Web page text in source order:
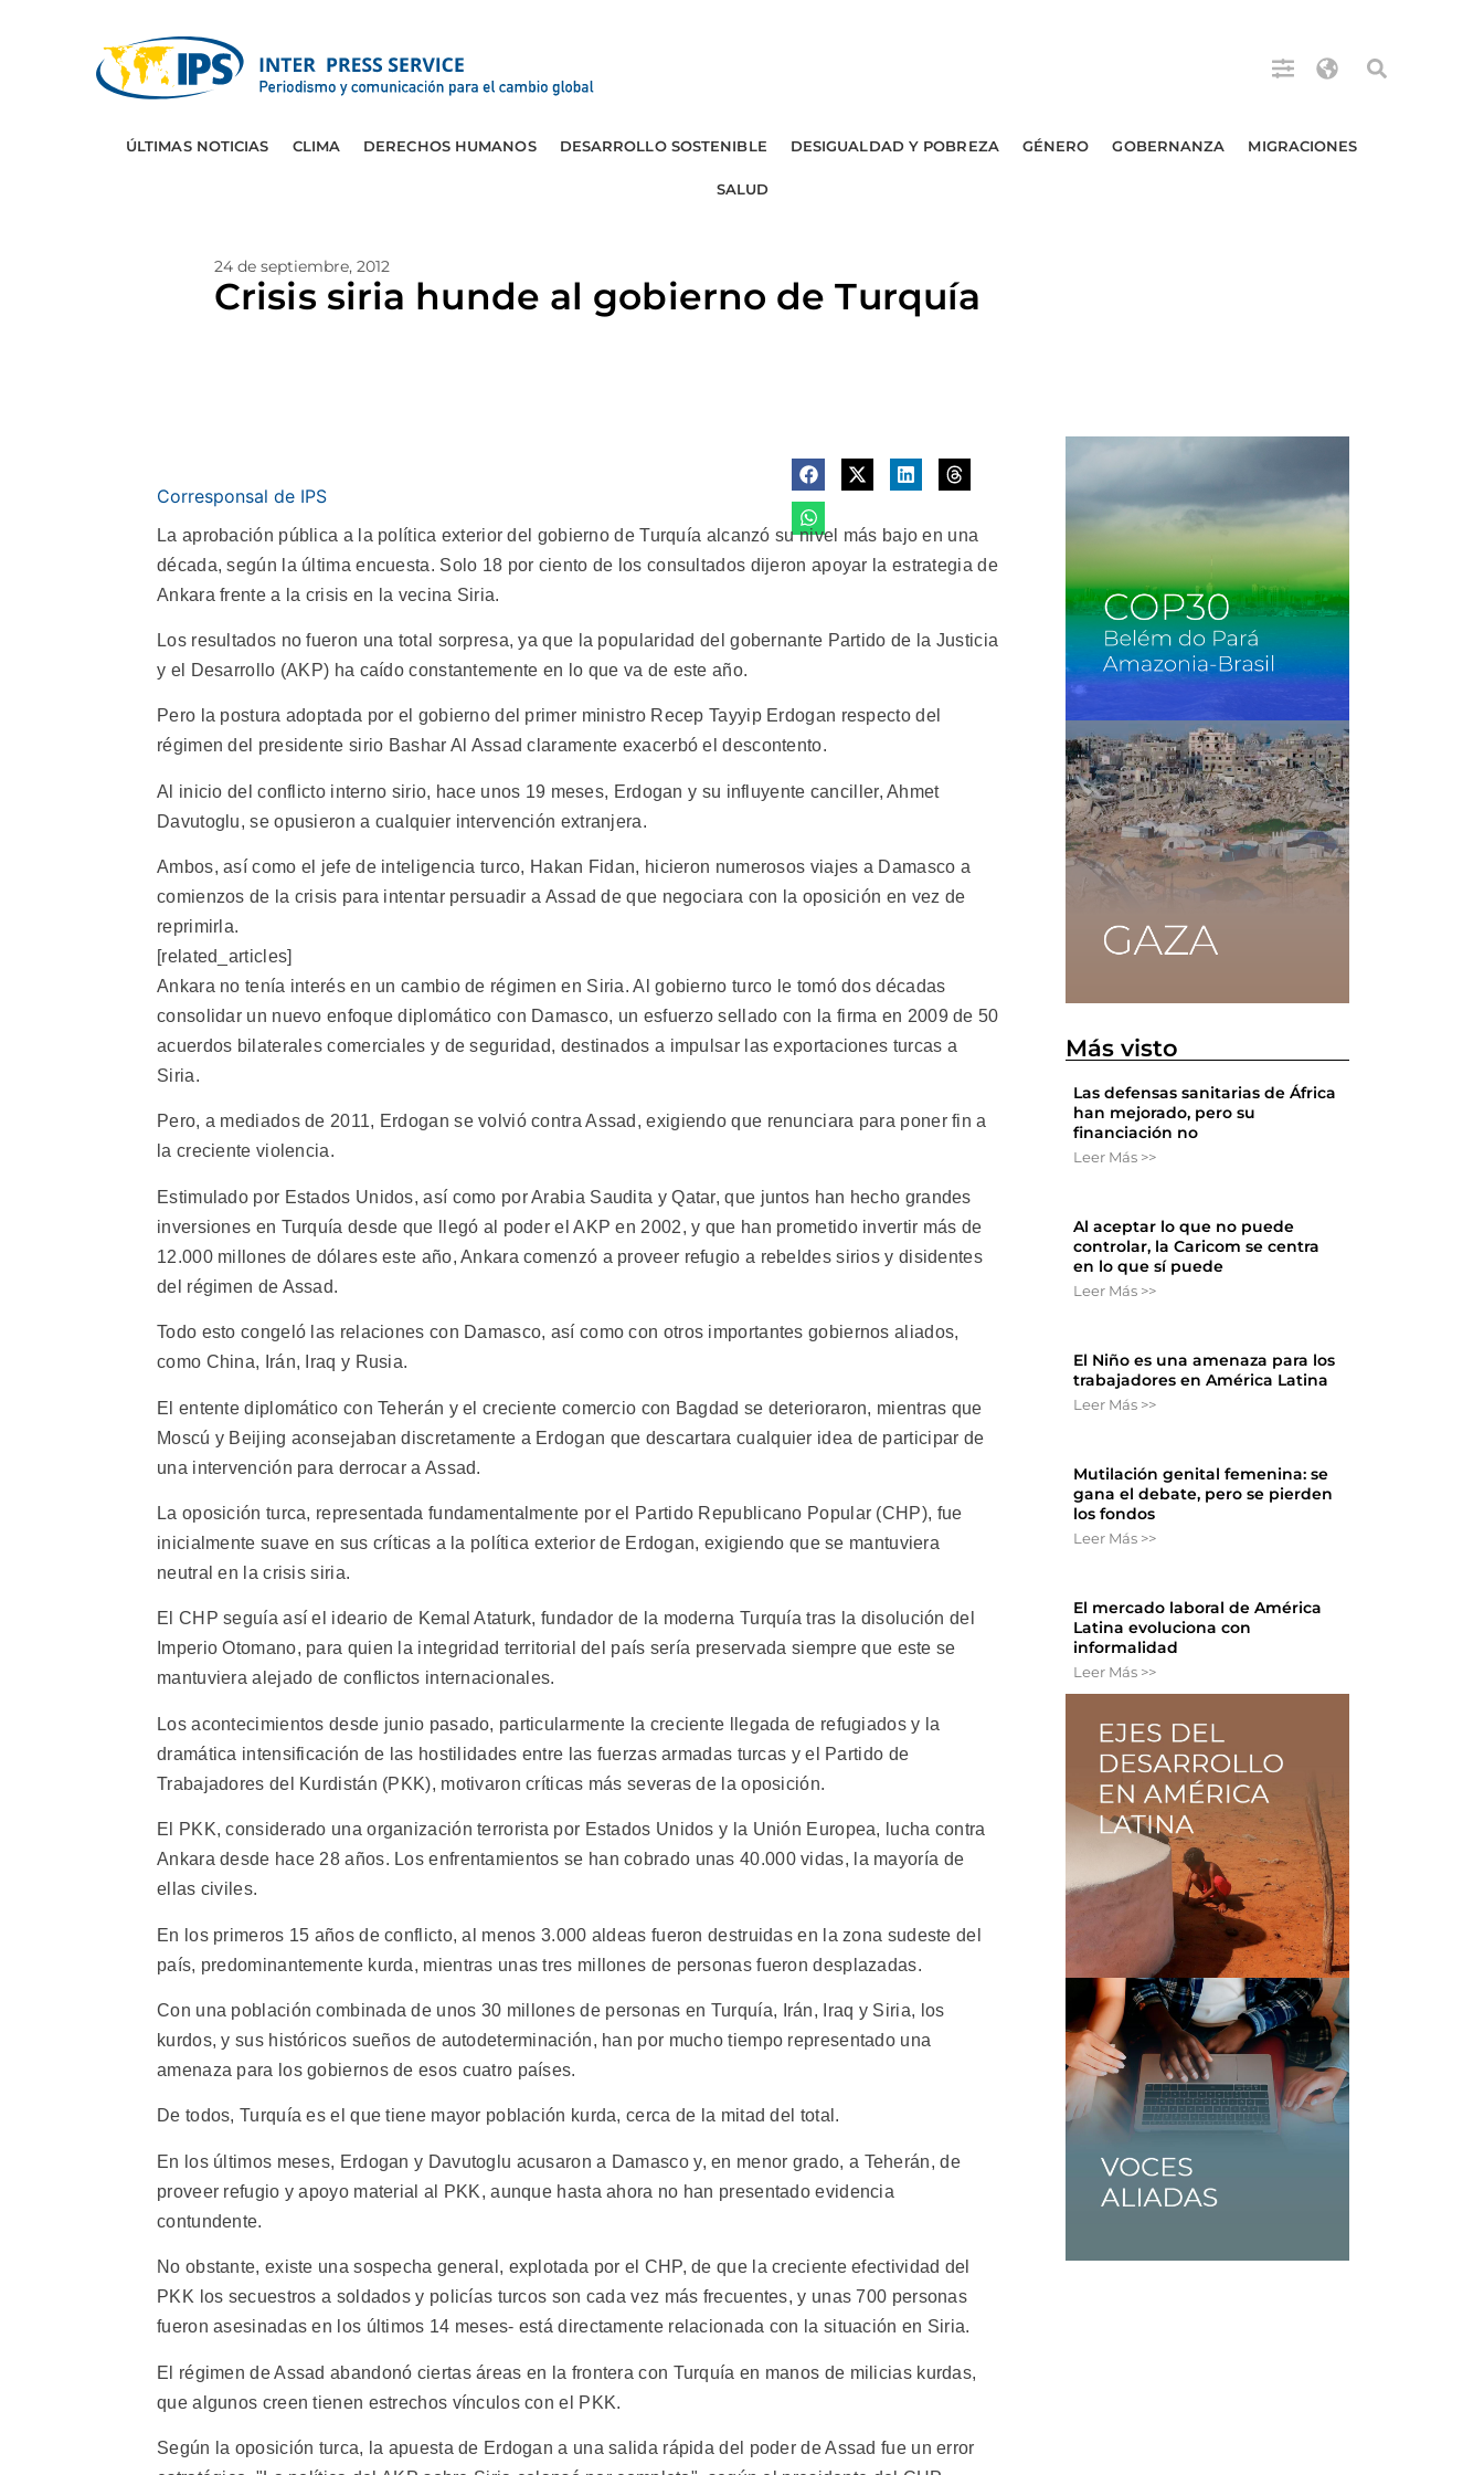
ÚLTIMAS NOTICIAS CLIMA DERECHOS HUMANOS DESARROLLO SOSTENIBLE DESIGUALDAD Y POBREZA GÉNERO GOBERNANZA MIGRACIONES
SALUD
24 de septiembre, 2012
Crisis siria hunde al gobierno de Turquía
Corresponsal de IPS
La aprobación pública a la política exterior del gobierno de Turquía alcanzó su nivel más bajo en una
década, según la última encuesta. Solo 18 por ciento de los consultados dijeron apoyar la estrategia de
Ankara frente a la crisis en la vecina Siria.
Los resultados no fueron una total sorpresa, ya que la popularidad del gobernante Partido de la Justicia
y el Desarrollo (AKP) ha caído constantemente en lo que va de este año.
Pero la postura adoptada por el gobierno del primer ministro Recep Tayyip Erdogan respecto del
régimen del presidente sirio Bashar Al Assad claramente exacerbó el descontento.
Al inicio del conflicto interno sirio, hace unos 19 meses, Erdogan y su influyente canciller, Ahmet
Davutoglu, se opusieron a cualquier intervención extranjera.
Ambos, así como el jefe de inteligencia turco, Hakan Fidan, hicieron numerosos viajes a Damasco a
comienzos de la crisis para intentar persuadir a Assad de que negociara con la oposición en vez de
reprimirla.
[related_articles]
Ankara no tenía interés en un cambio de régimen en Siria. Al gobierno turco le tomó dos décadas
consolidar un nuevo enfoque diplomático con Damasco, un esfuerzo sellado con la firma en 2009 de 50
acuerdos bilaterales comerciales y de seguridad, destinados a impulsar las exportaciones turcas a
Siria.
Pero, a mediados de 2011, Erdogan se volvió contra Assad, exigiendo que renunciara para poner fin a
la creciente violencia.
Estimulado por Estados Unidos, así como por Arabia Saudita y Qatar, que juntos han hecho grandes
inversiones en Turquía desde que llegó al poder el AKP en 2002, y que han prometido invertir más de
12.000 millones de dólares este año, Ankara comenzó a proveer refugio a rebeldes sirios y disidentes
del régimen de Assad.
Todo esto congeló las relaciones con Damasco, así como con otros importantes gobiernos aliados,
como China, Irán, Iraq y Rusia.
El entente diplomático con Teherán y el creciente comercio con Bagdad se deterioraron, mientras que
Moscú y Beijing aconsejaban discretamente a Erdogan que descartara cualquier idea de participar de
una intervención para derrocar a Assad.
La oposición turca, representada fundamentalmente por el Partido Republicano Popular (CHP), fue
inicialmente suave en sus críticas a la política exterior de Erdogan, exigiendo que se mantuviera
neutral en la crisis siria.
El CHP seguía así el ideario de Kemal Ataturk, fundador de la moderna Turquía tras la disolución del
Imperio Otomano, para quien la integridad territorial del país sería preservada siempre que este se
mantuviera alejado de conflictos internacionales.
Los acontecimientos desde junio pasado, particularmente la creciente llegada de refugiados y la
dramática intensificación de las hostilidades entre las fuerzas armadas turcas y el Partido de
Trabajadores del Kurdistán (PKK), motivaron críticas más severas de la oposición.
El PKK, considerado una organización terrorista por Estados Unidos y la Unión Europea, lucha contra
Ankara desde hace 28 años. Los enfrentamientos se han cobrado unas 40.000 vidas, la mayoría de
ellas civiles.
En los primeros 15 años de conflicto, al menos 3.000 aldeas fueron destruidas en la zona sudeste del
país, predominantemente kurda, mientras unas tres millones de personas fueron desplazadas.
Con una población combinada de unos 30 millones de personas en Turquía, Irán, Iraq y Siria, los
kurdos, y sus históricos sueños de autodeterminación, han por mucho tiempo representado una
amenaza para los gobiernos de esos cuatro países.
De todos, Turquía es el que tiene mayor población kurda, cerca de la mitad del total.
En los últimos meses, Erdogan y Davutoglu acusaron a Damasco y, en menor grado, a Teherán, de
proveer refugio y apoyo material al PKK, aunque hasta ahora no han presentado evidencia
contundente.
No obstante, existe una sospecha general, explotada por el CHP, de que la creciente efectividad del
PKK los secuestros a soldados y policías turcos son cada vez más frecuentes, y unas 700 personas
fueron asesinadas en los últimos 14 meses- está directamente relacionada con la situación en Siria.
El régimen de Assad abandonó ciertas áreas en la frontera con Turquía en manos de milicias kurdas,
que algunos creen tienen estrechos vínculos con el PKK.
Según la oposición turca, la apuesta de Erdogan a una salida rápida del poder de Assad fue un error
Más visto
Las defensas sanitarias de África
han mejorado, pero su
financiación no
Leer Más >>
Al aceptar lo que no puede
controlar, la Caricom se centra
en lo que sí puede
Leer Más >>
El Niño es una amenaza para los
trabajadores en América Latina
Leer Más >>
Mutilación genital femenina: se
gana el debate, pero se pierden
los fondos
Leer Más >>
El mercado laboral de América
Latina evoluciona con
informalidad
Leer Más >>